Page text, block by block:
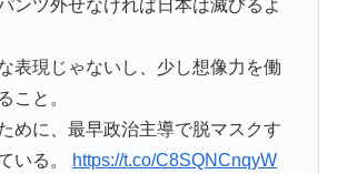
ンツ外せなければ日本は滅びるよ
表現じゃないし、少し想像力を働
こと。
めに、最早政治主導で脱マスクす
いる。
https://t.co/C8SQNCnqyW